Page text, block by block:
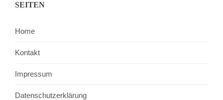
SEITEN
Home
Kontakt
Impressum
Datenschutzerklärung